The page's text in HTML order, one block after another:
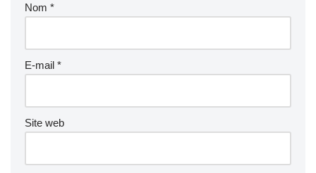
Nom *
E-mail *
Site web